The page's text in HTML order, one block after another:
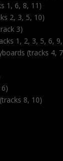
1, 6, 8, 11)
2, 3, 5, 10)
3)
1, 2, 3, 5, 6,
(tracks 4,
8, 10)